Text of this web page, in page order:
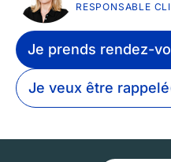
RESPONSABLE
Je prends rendez-
Je veux être